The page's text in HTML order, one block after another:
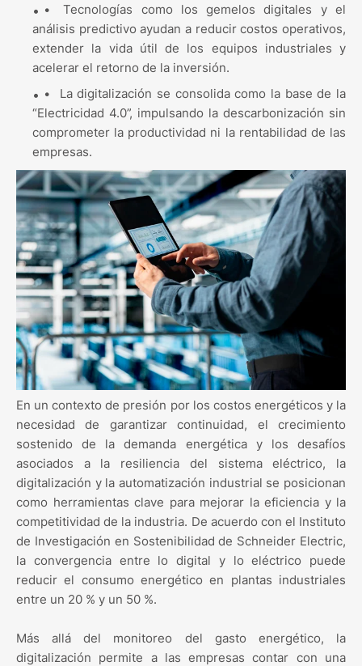
•
Tecnologías como los gemelos digitales y el
análisis predictivo ayudan a reducir costos operativos,
extender la vida útil de los equipos industriales y
acelerar el retorno de la inversión.
•
La digitalización se consolida como la base de la
“Electricidad 4.0”, impulsando la descarbonización sin
comprometer la productividad ni la rentabilidad de las
empresas.
En un contexto de presión por los costos energéticos y la
necesidad de garantizar continuidad, el crecimiento
sostenido de la demanda energética y los desafíos
asociados a la resiliencia del sistema eléctrico, la
digitalización y la automatización industrial se posicionan
como herramientas clave para mejorar la eficiencia y la
competitividad de la industria. De acuerdo con el Instituto
de Investigación en Sostenibilidad de Schneider Electric,
la convergencia entre lo digital y lo eléctrico puede
reducir el consumo energético en plantas industriales
entre un 20 % y un 50 %.
Más allá del monitoreo del gasto energético, la
digitalización permite a las empresas contar con una